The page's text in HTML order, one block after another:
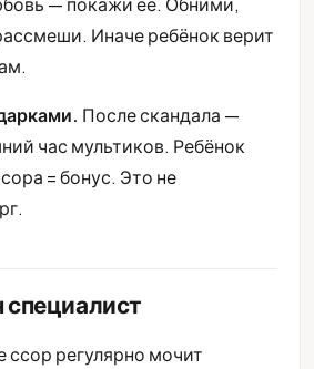
Иначе ребёнок верит
После скандала —
час мультиков. Ребёнок
= бонус. Это не
специалист
ссор регулярно мочит